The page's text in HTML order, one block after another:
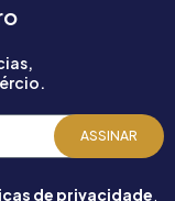
ASSINAR
de privacidade